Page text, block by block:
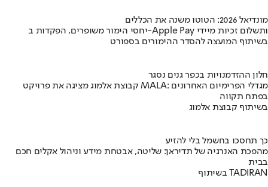
מונדיאל 2026: הטוטו משנה את הכללים
יחסי הימור משופרים, הפקדות ב-Apple Pay ותשלום זכיות מיידי
בשיתוף המועצה להסדר ההימורים בספורט
חלון ההזדמנויות בכפר גנים נסגר
קבוצת אלמוג מציגה את פרויקט MALA: מגדלי הפרימיום האחרונים
בפתח תקווה
בשיתוף קבוצת אלמוג
כך תחסכו בחשמל בלי להזיע
מהפכת האנרגיה של תדיראן: שליטה, אבטחת מידע וניהול אקלים חכם
בבית
בשיתוף TADIRAN